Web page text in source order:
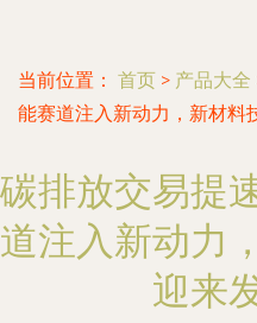
当前位置： 首页 > 产品大全
能赛道注入新动力，新材料
碳排放交易提
道注入新动力
迎来